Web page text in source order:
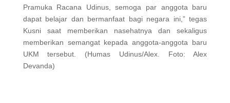
Pramuka Racana Udinus, semoga par anggota baru
dapat belajar dan bermanfaat bagi negara ini,” tegas
Kusni saat memberikan nasehatnya dan sekaligus
memberikan semangat kepada anggota-anggota baru
UKM tersebut. (Humas Udinus/Alex. Foto: Alex
Devanda)